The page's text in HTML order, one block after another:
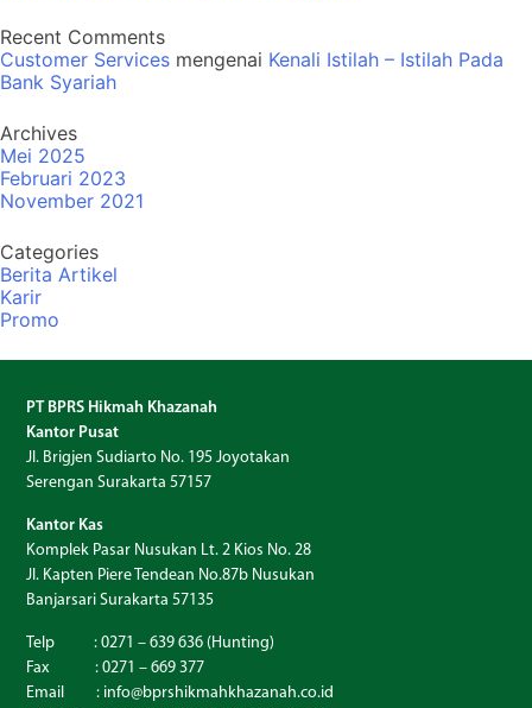
Recent Comments
Customer Services mengenai Kenali Istilah – Istilah Pada
Bank Syariah
Archives
Mei 2025
Februari 2023
November 2021
Categories
Berita Artikel
Karir
Promo
PT BPRS Hikmah Khazanah
Kantor Pusat
Jl. Brigjen Sudiarto No. 195 Joyotakan
Serengan Surakarta 57157
Kantor Kas
Komplek Pasar Nusukan Lt. 2 Kios No. 28
Jl. Kapten Piere Tendean No.87b Nusukan
Banjarsari Surakarta 57135
Telp : 0271 – 639 636 (Hunting)
Fax : 0271 – 669 377
Email : info@bprshikmahkhazanah.co.id